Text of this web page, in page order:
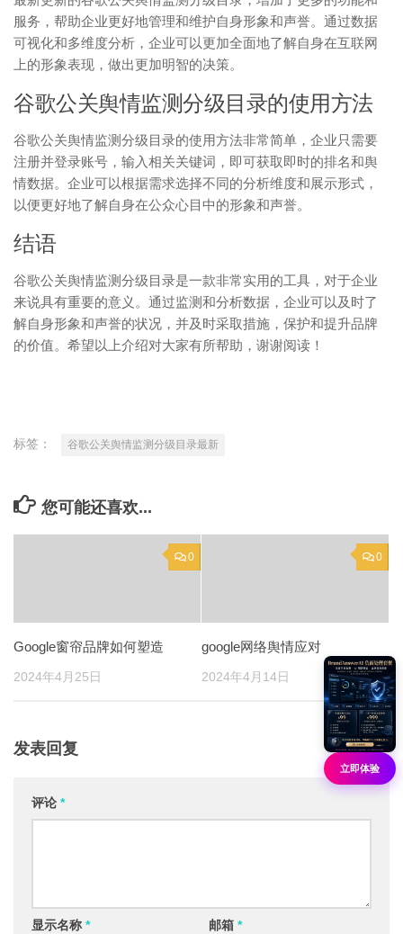
服务，帮助企业更好地管理和维护自身形象和声誉。通过数据
可视化和多维度分析，企业可以更加全面地了解自身在互联网
上的形象表现，做出更加明智的决策。
谷歌公关舆情监测分级目录的使用方法
谷歌公关舆情监测分级目录的使用方法非常简单，企业只需要
注册并登录账号，输入相关关键词，即可获取即时的排名和舆
情数据。企业可以根据需求选择不同的分析维度和展示形式，
以便更好地了解自身在公众心目中的形象和声誉。
结语
谷歌公关舆情监测分级目录是一款非常实用的工具，对于企业
来说具有重要的意义。通过监测和分析数据，企业可以及时了
解自身形象和声誉的状况，并及时采取措施，保护和提升品牌
的价值。希望以上介绍对大家有所帮助，谢谢阅读！
标签： 谷歌公关舆情监测分级目录最新
您可能还喜欢...
0
Google窗帘品牌如何塑造
2024年4月25日
0
google网络舆情应对
2024年4月14日
发表回复
评论 *
显示名称 * 邮箱 *
立即体验